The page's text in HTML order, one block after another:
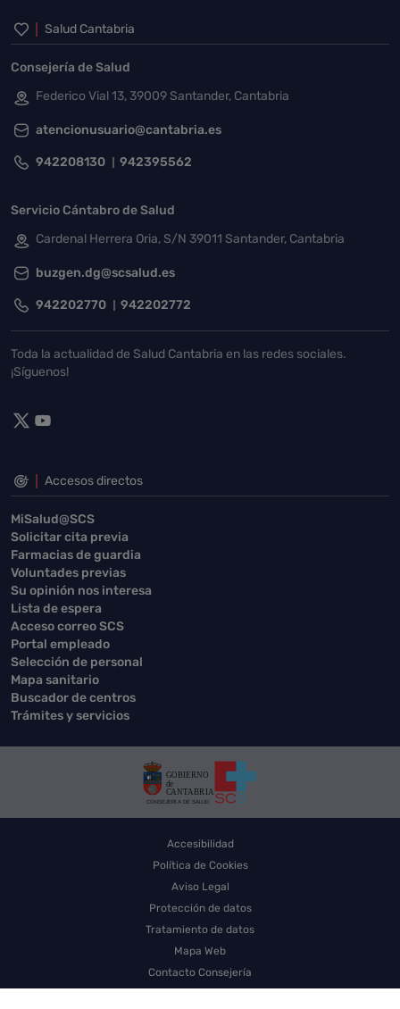
Inicio del pie de página
Salud Cantabria
Consejería de Salud
Federico Vial 13, 39009 Santander, Cantabria
atencionusuario@cantabria.es
942208130 942395562
Servicio Cántabro de Salud
Cardenal Herrera Oria, S/N 39011 Santander, Cantabria
buzgen.dg@scsalud.es
942202770 942202772
Toda la actualidad de Salud Cantabria en las redes sociales.
¡Síguenos!
Accesos directos
MiSalud@SCS
Solicitar cita previa
Farmacias de guardia
Voluntades previas
Su opinión nos interesa
Lista de espera
Acceso correo SCS
Portal empleado
Selección de personal
Mapa sanitario
Buscador de centros
Trámites y servicios
Accesibilidad
Política de Cookies
Aviso Legal
Protección de datos
Tratamiento de datos
Mapa Web
Contacto Consejería